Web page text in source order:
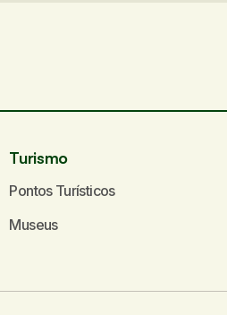
Turismo
Pontos Turísticos
Museus